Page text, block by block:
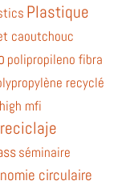
Plastique
caoutchouc
polipropileno fibra
recyclé
mfi
reciclaje
séminaire
circulaire